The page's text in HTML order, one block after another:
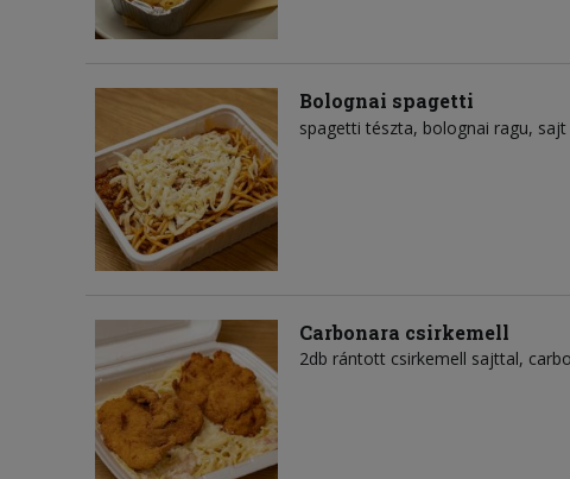
Bolognai spagetti
spagetti tészta bolognai ragu sajt
Carbonara csirkemell
2db rántott csirkemell sajttal,